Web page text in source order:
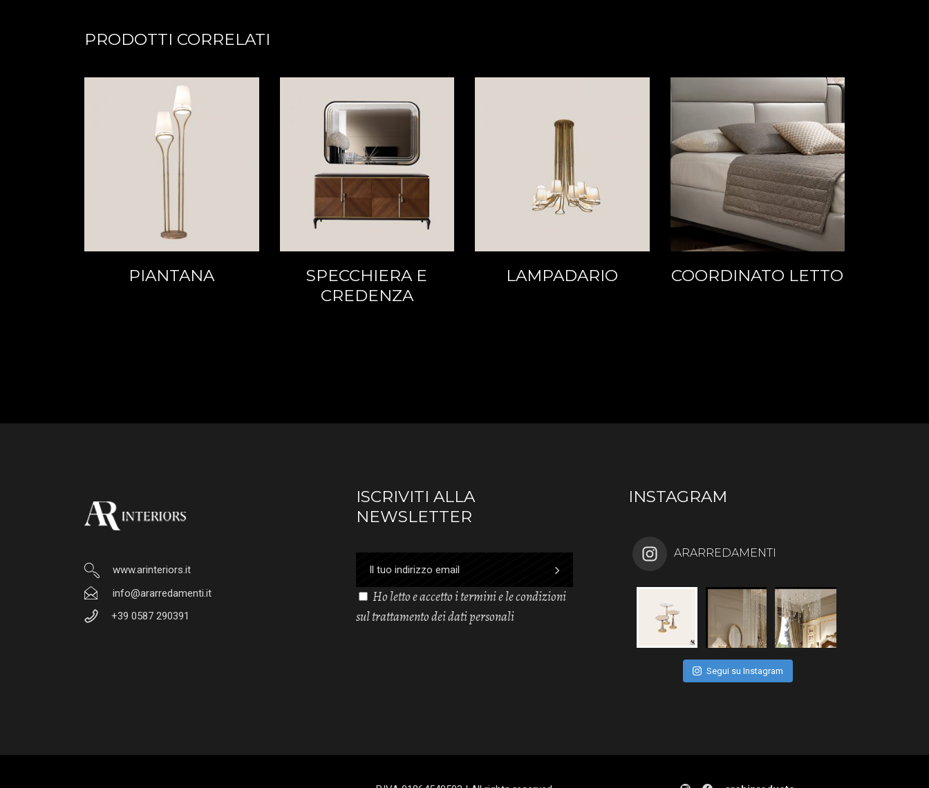
PRODOTTI CORRELATI
LEGGI TUTTO
PIANTANA
LEGGI TUTTO
SPECCHIERA E
CREDENZA
LEGGI TUTTO
LAMPADARIO
LEGGI TUTTO
COORDINATO LETTO
www.arinteriors.it
info@ararredamenti.it
+39 0587 290391
ISCRIVITI ALLA
NEWSLETTER
Ho letto e accetto i termini e le condizioni
sul trattamento dei dati personali
INSTAGRAM
ARARREDAMENTI
Segui su Instagram